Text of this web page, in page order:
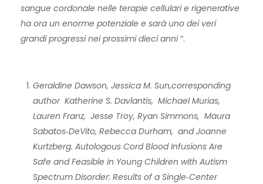
sangue cordonale nelle terapie cellulari e rigenerative
ha ora un enorme potenziale e sarà uno dei veri
grandi progressi nei prossimi dieci anni“.
Geraldine Dawson, Jessica M. Sun,corresponding
author Katherine S. Davlantis, Michael Murias,
Lauren Franz, Jesse Troy, Ryan Simmons, Maura
Sabatos‐DeVito, Rebecca Durham, and Joanne
Kurtzberg. Autologous Cord Blood Infusions Are
Safe and Feasible in Young Children with Autism
Spectrum Disorder: Results of a Single‐Center